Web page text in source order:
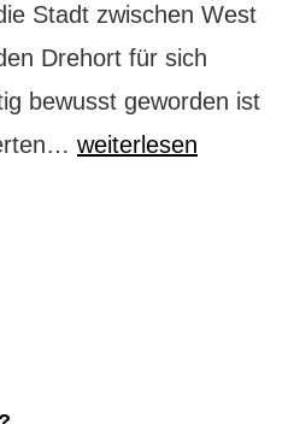
Stadt zwischen West
Drehort für sich
bewusst geworden ist
Berlin
weiterlesen